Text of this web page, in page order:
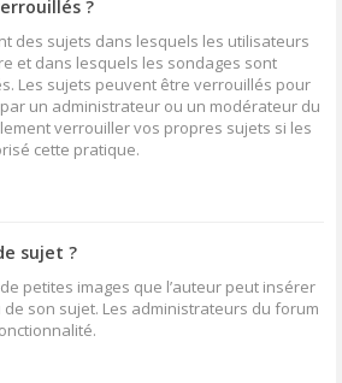
?
des sujets dans lesquels les utilisateurs
et dans lesquels les sondages sont
Les sujets peuvent être verrouillés pour
un administrateur ou un modérateur du
verrouiller vos propres sujets si les
cette pratique.
sujet ?
petites images que l’auteur peut insérer
de son sujet. Les administrateurs du forum